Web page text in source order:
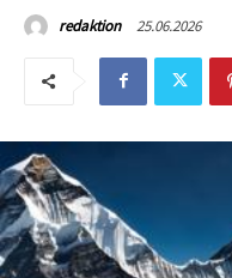
redaktion 25.06.2026